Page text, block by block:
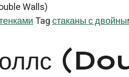
Walls)
Tagстаканы с
Воллс